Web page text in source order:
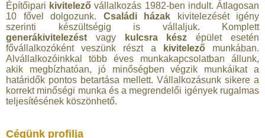
Építőipari kivitelező vállalkozás 1982-ben indult. Átlagosan
10 fővel dolgozunk. Családi házak kivitelezését igény
szerinti készültségig is vállaljuk. Komplett
generákivitelezést vagy kulcsra kész épület esetén
fővállalkozóként veszünk részt a
kivitelezőmunkában.
Alvállalkozóinkkal több éves munkakapcsolatban állunk,
akik megbízhatóan, jó minőségben végzik munkáikat a
határidők pontos betartása mellett. Vállalkozásunk sikere a
korrekt minőségi munka és a megrendelői igények rugalmas
teljesítésének köszönhető.
Cégünk profilja